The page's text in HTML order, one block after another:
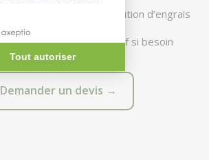
Semis de gazon + distribution d’engrais
Passage herbicide sélectif si besoin
Demander un devis →